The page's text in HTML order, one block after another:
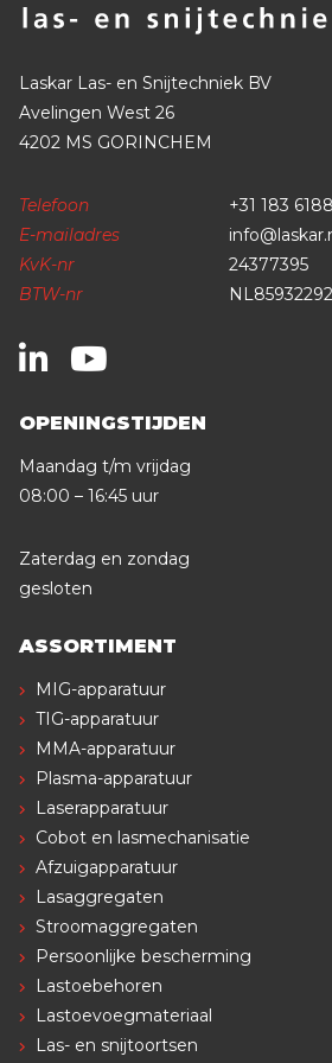
Laskar Las- en Snijtechniek BV
Avelingen West 26
4202 MS GORINCHEM
Telefoon
+31 183
E-mailadres
KvK-nr
24377395
BTW-nr
OPENINGSTIJDEN
Maandag t/m vrijdag
08:00 – 16:45 uur
Zaterdag en zondag
gesloten
ASSORTIMENT
MIG-apparatuur
TIG-apparatuur
MMA-apparatuur
Plasma-apparatuur
Laserapparatuur
Cobot en lasmechanisatie
Afzuigapparatuur
Lasaggregaten
Stroomaggregaten
Persoonlijke bescherming
Lastoebehoren
Lastoevoegmateriaal
Las- en snijtoortsen